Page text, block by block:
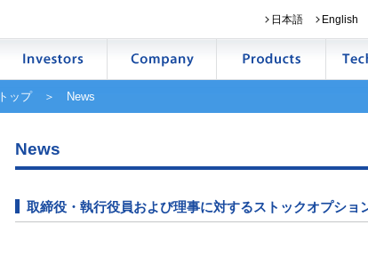
日本語 English
トップ＞ News
News
取締役・執行役員および理事に対するストックオプシ